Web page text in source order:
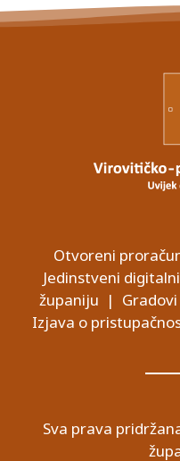
Otvoreni
Jedinstveni
županiju | Gradovi
Izjava o
Sva prava